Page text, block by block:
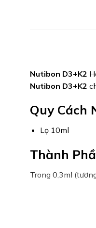
Nutibon D3+K2
Nutibon D3+K2
Quy Cách
Lọ 10ml
Thành
Trong 0,3ml